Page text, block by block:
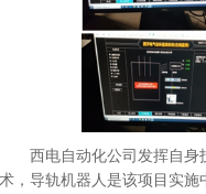
西电自动化公司发挥自身
术，导轨机器人是该项目实